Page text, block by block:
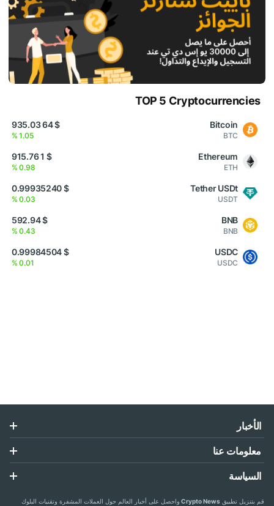
TOP 5 Cryptocurrencies
Bitcoin
BTC
$ 64 935.03
1.05 %
Ethereum
ETH
$ 1 915.76
0.98 %
Tether USDt
USDT
$ 0.99935240
0.03 %
BNB
BNB
$ 592.94
0.43 %
USDC
USDC
$ 0.99984504
0.01 %
الأخبار
معلومات عنا
السياسة
قم بتنزيل تطبيق Crypto News واحصل على أخبار العالم حول العملات المشفرة وتقنيات البلوك